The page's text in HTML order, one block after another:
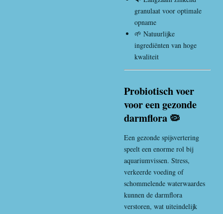
granulaat voor optimale
opname
🌱 Natuurlijke
ingrediënten van hoge
kwaliteit
Probiotisch voer
voor een gezonde
darmflora 🦠
Een gezonde spijsvertering
speelt een enorme rol bij
aquariumvissen. Stress,
verkeerde voeding of
schommelende waterwaardes
kunnen de darmflora
verstoren, wat uiteindelijk